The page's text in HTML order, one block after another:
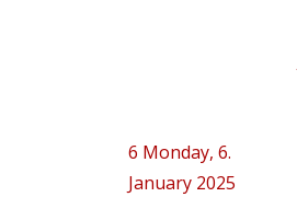
6 Monday, 6.
January 2025